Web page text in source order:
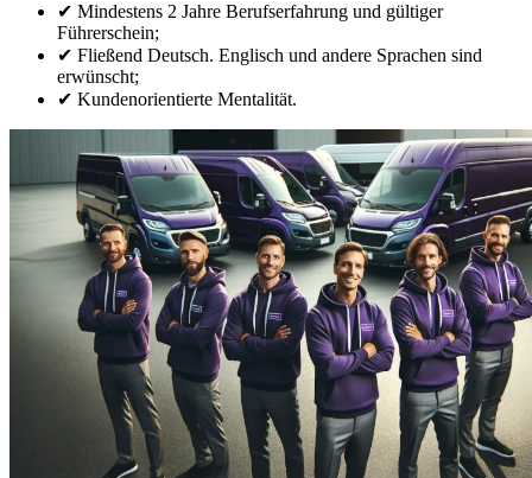
✔ Mindestens 2 Jahre Berufserfahrung und gültiger
Führerschein;
✔ Fließend Deutsch. Englisch und andere Sprachen sind
erwünscht;
✔ Kundenorientierte Mentalität.